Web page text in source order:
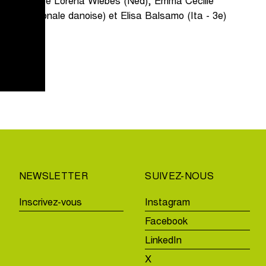
nationale danoise) et Elisa Balsamo (Ita - 3e)
NEWSLETTER
Inscrivez-vous
SUIVEZ-NOUS
Instagram
Facebook
LinkedIn
X